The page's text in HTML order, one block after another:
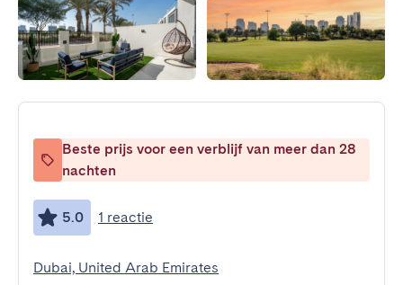
Beste prijs voor een verblijf van meer dan 28
nachten
5.0 1 reactie
Dubai, United Arab Emirates